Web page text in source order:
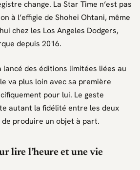
change. La Star Time n’est pas
à l’effigie de Shohei Ohtani, même
chez les Los Angeles Dodgers,
depuis 2016.
lancé des éditions limitées liées au
va plus loin avec sa première
pour lui. Le geste
autant la fidélité entre les deux
produire un objet à part.
lire l’heure et une vie